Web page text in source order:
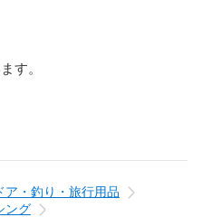
す。
ア・釣り・旅行用品
ング